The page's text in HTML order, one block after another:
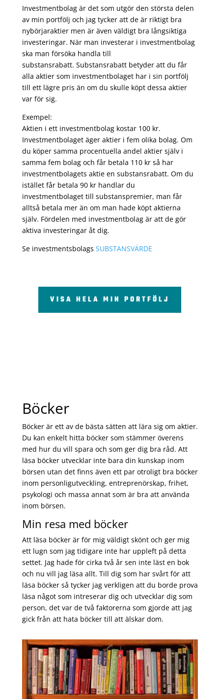
Investmentbolag är det som utgör den största delen
av min portfölj och jag tycker att de är riktigt bra
nybörjaraktier men är även väldigt bra långsiktiga
investeringar. När man investerar i investmentbolag
ska man försöka handla till
substansrabatt. Substansrabatt betyder att du får
alla aktier som investmentbolaget har i sin portfölj
till ett lägre pris än om du skulle köpt dessa aktier
var för sig.
Exempel:
Aktien i ett investmentbolag kostar 100 kr.
Investmentbolaget äger aktier i fem olika bolag. Om
du köper samma procentuella andel aktier själv i
samma fem bolag och får betala 110 kr så har
investmentbolagets aktie en substansrabatt. Om du
istället får betala 90 kr handlar du
investmentbolaget till substanspremier, man får
alltså betala mer än om man hade köpt aktierna
själv. Fördelen med investmentbolag är att de gör
aktiva investeringar åt dig.
Se investmentsbolags SUBSTANSVÄRDE
VISA HELA MIN PORTFÖLJ
Böcker
Böcker är ett av de bästa sätten att lära sig om aktier.
Du kan enkelt hitta böcker som stämmer överens
med hur du vill spara och som ger dig bra råd. Att
läsa böcker utvecklar inte bara din kunskap inom
börsen utan det finns även ett par otroligt bra böcker
inom personligutveckling, entreprenörskap, frihet,
psykologi och massa annat som är bra att använda
inom börsen.
Min resa med böcker
Att läsa böcker är för mig väldigt skönt och ger mig
ett lugn som jag tidigare inte har uppleft på detta
settet. Jag hade för cirka två år sen inte läst en bok
och nu vill jag läsa allt. Till dig som har svårt för att
läsa böcker så tycker jag verkligen att du borde prova
läsa något som intreserar dig och utvecklar dig som
person, det var de två faktorerna som gjorde att jag
gick från att hata böcker till att älskar dom.